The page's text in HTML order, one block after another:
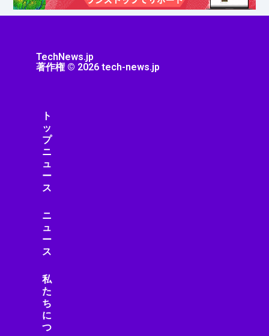
TechNews.jp
著作権 © 2026 tech-news.jp
ト
ッ
プ
ニ
ュ
ー
ス
ニ
ュ
ー
ス
私
た
ち
に
つ